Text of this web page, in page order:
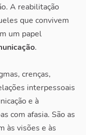
A reabilitação
que convivem
um papel
.
crenças,
interpessoais
e à
com afasia. São as
às visões e às